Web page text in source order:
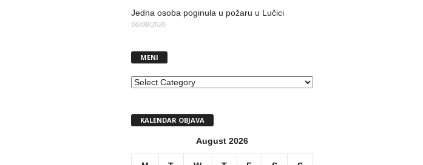
Jedna osoba poginula u požaru u Lučici
06/08/2026
MENI
MENI
KALENDAR OBJAVA
August 2026